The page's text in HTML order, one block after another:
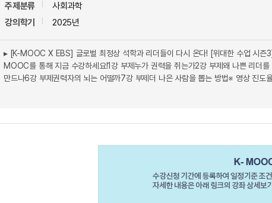
주제분류
사회과학
강의학기
2025년
▸ [K-MOOC X EBS] 글로벌 최정상 석학과 리더들이 다시 온다! [위대한 수업 시즌
MOOC를 통해 지금 수강하세요!1강 부제누가 권력을 쥐는가2강 부제왜 나쁜 리더
만드나6강 부제권력자의 뇌는 어떨까7강 부제더 나은 사람을 뽑는 방법※ 영상 진